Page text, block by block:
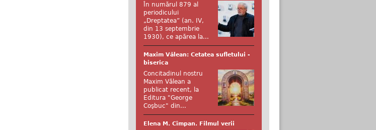
În numărul 879 al
periodicului
„Dreptatea” (an. IV,
din 13 septembrie
1930), ce apărea la...
Maxim Vălean: Cetatea sufletului -
biserica
Concitadinul nostru
Maxim Vălean a
publicat recent, la
Editura "George
Coşbuc" din...
Elena M. Cîmpan. Filmul verii